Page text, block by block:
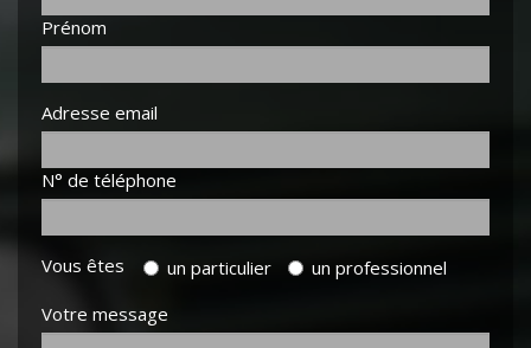
Prénom
Adresse email
N° de téléphone
Vous êtes un particulier
un professionnel
Votre message